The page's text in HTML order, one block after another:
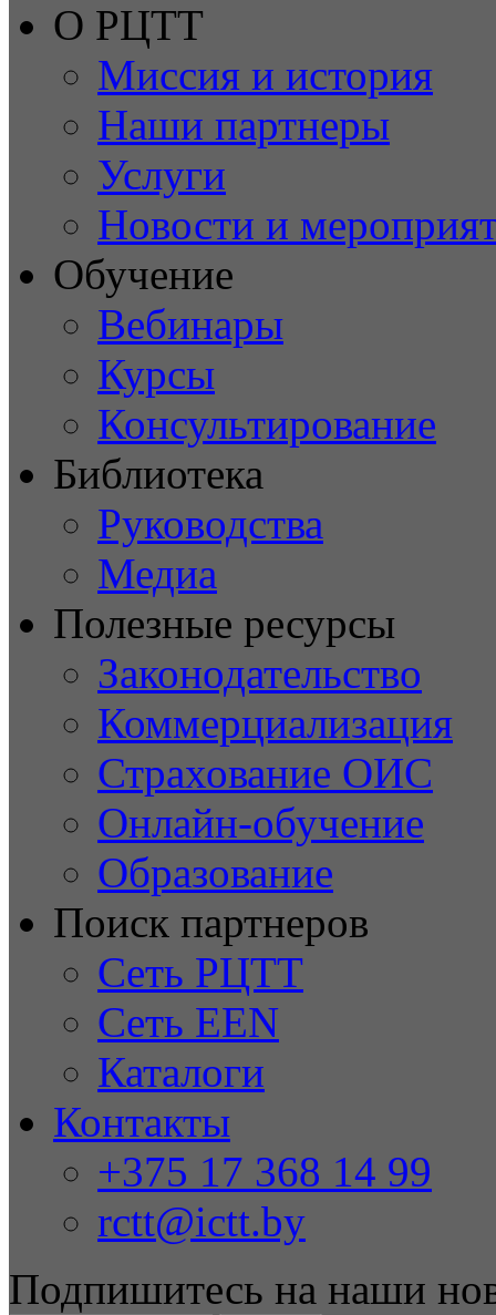
О РЦТТ
Миссия и история
Наши партнеры
Услуги
Новости и
Обучение
Вебинары
Курсы
Консультирование
Библиотека
Руководства
Медиа
Полезные ресурсы
Законодательство
Коммерциализация
Страхование ОИС
Онлайн-обучение
Образование
Поиск партнеров
Сеть РЦТТ
Сеть EEN
Каталоги
Контакты
+375 17 368 14 99
rctt@ictt.by
Подпишитесь на наши